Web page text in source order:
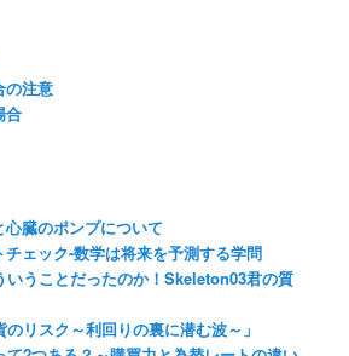
の注意
合
臓のポンプについて
チェック-数学は将来を予測する学問
いうことだったのか！Skeleton03君の質
リスク～利回りの裏に潜む波～」